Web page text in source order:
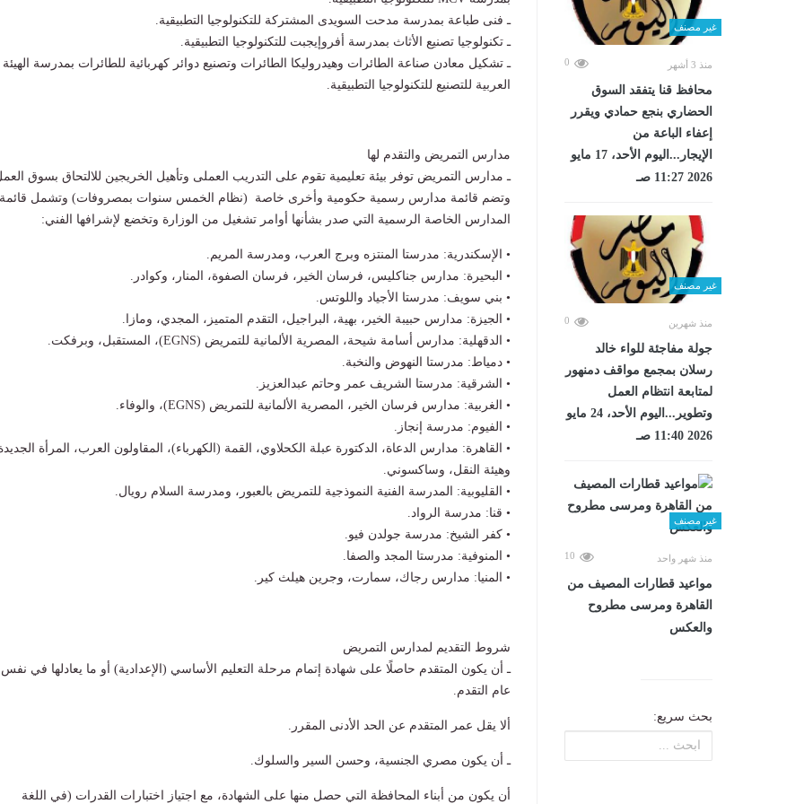
غير مصنف
منذ 3 أشهر 0
محافظ قنا يتفقد السوق
الحضاري بنجع حمادي ويقرر
إعفاء الباعة من
الإيجار...اليوم الأحد، 17 مايو
2026 11:27 صـ
غير مصنف
منذ شهرين 0
جولة مفاجئة للواء خالد
رسلان بمجمع مواقف دمنهور
لمتابعة انتظام العمل
وتطوير...اليوم الأحد، 24 مايو
2026 11:40 صـ
غير مصنف
منذ شهر واحد 10
مواعيد قطارات المصيف من
القاهرة ومرسى مطروح
والعكس
بحث سريع:
ـ فنى طباعة بمدرسة مدحت السويدى المشتركة للتكنولوجيا التطبيقية.
ـ تكنولوجيا تصنيع الأثاث بمدرسة أفروإيجبت للتكنولوجيا التطبيقية.
ـ تشكيل معادن صناعة الطائرات وهيدروليكا الطائرات وتصنيع دوائر كهربائية للطائرات بمدرسة الهيئة
العربية للتصنيع للتكنولوجيا التطبيقية.
مدارس التمريض والتقدم لها
ـ مدارس التمريض توفر بيئة تعليمية تقوم على التدريب العملى وتأهيل الخريجين للالتحاق بسوق
وتضم قائمة مدارس رسمية حكومية وأخرى خاصة (نظام الخمس سنوات بمصروفات) وتشمل قائمة
المدارس الخاصة الرسمية التي صدر بشأنها أوامر تشغيل من الوزارة وتخضع لإشرافها الفني:
• الإسكندرية: مدرستا المنتزه وبرج العرب، ومدرسة المريم.
• البحيرة: مدارس جناكليس، فرسان الخير، فرسان الصفوة، المنار، وكوادر.
• بني سويف: مدرستا الأجياد واللوتس.
• الجيزة: مدارس حبيبة الخير، بهية، البراجيل، التقدم المتميز، المجدي، ومازا.
• الدقهلية: مدارس أسامة شيحة، المصرية الألمانية للتمريض (EGNS)، المستقبل، وبرفكت.
• دمياط: مدرستا النهوض والنخبة.
• الشرقية: مدرستا الشريف عمر وحاتم عبدالعزيز.
• الغربية: مدارس فرسان الخير، المصرية الألمانية للتمريض (EGNS)، والوفاء.
• الفيوم: مدرسة إنجاز.
• القاهرة: مدارس الدعاة، الدكتورة عبلة الكحلاوي، القمة (الكهرباء)، المقاولون العرب، المرأة
وهيئة النقل، وساكسوني.
• القليوبية: المدرسة الفنية النموذجية للتمريض بالعبور، ومدرسة السلام رويال.
• قنا: مدرسة الرواد.
• كفر الشيخ: مدرسة جولدن فيو.
• المنوفية: مدرستا المجد والصفا.
• المنيا: مدارس رجاك، سمارت، وجرين هيلث كير.
شروط التقديم لمدارس التمريض
ـ أن يكون المتقدم حاصلًا على شهادة إتمام مرحلة التعليم الأساسي (الإعدادية) أو ما يعادلها في نفس
عام التقدم.
ألا يقل عمر المتقدم عن الحد الأدنى المقرر.
ـ أن يكون مصري الجنسية، وحسن السير والسلوك.
أن يكون من أبناء المحافظة التي حصل منها على الشهادة، مع اجتياز اختبارات القدرات (في اللغة